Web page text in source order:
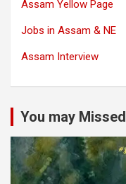
Assam Yellow Page
Jobs in Assam & NE
Assam Interview
You may Missed